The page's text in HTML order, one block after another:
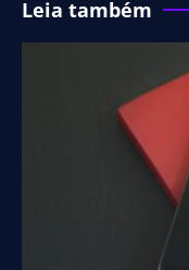
Leia também